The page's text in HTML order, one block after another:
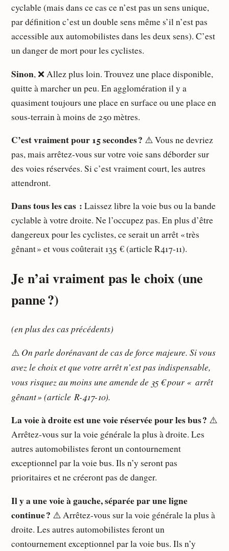
cyclable (mais dans ce cas ce n’est pas un sens unique,
par définition c’est un double sens même s’il n’est pas
accessible aux automobilistes dans les deux sens). C’est
un danger de mort pour les cyclistes.
Sinon, ❌ Allez plus loin. Trouvez une place disponible,
quitte à marcher un peu. En agglomération il y a
quasiment toujours une place en surface ou une place en
sous-terrain à moins de 250 mètres.
C’est vraiment pour 15 secondes ? ⚠️ Vous ne devriez
pas, mais arrêtez-vous sur votre voie sans déborder sur
des voies réservées. Si c’est vraiment court, les autres
attendront.
Dans tous les cas : Laissez libre la voie bus ou la bande
cyclable à votre droite. Ne l’occupez pas. En plus d’être
dangereux pour les cyclistes, ce serait un arrêt « très
gênant » et vous coûterait 135 € (article R417-11).
Je n’ai vraiment pas le choix (une
panne ?)
(en plus des cas précédents)
⚠️ On parle dorénavant de cas de force majeure. Si vous
avez le choix et que votre arrêt n’est pas indispensable,
vous risquez au moins une amende de 35 € pour « arrêt
gênant » (article R-417-10).
La voie à droite est une voie réservée pour les bus ? ⚠️
Arrêtez-vous sur la voie générale la plus à droite. Les
autres automobilistes feront un contournement
exceptionnel par la voie bus. Ils n’y seront pas
prioritaires et ne créeront pas de danger.
Il y a une voie à gauche, séparée par une ligne
continue ? ⚠️ Arrêtez-vous sur la voie générale la plus à
droite. Les autres automobilistes feront un
contournement exceptionnel par la voie bus. Ils n’y